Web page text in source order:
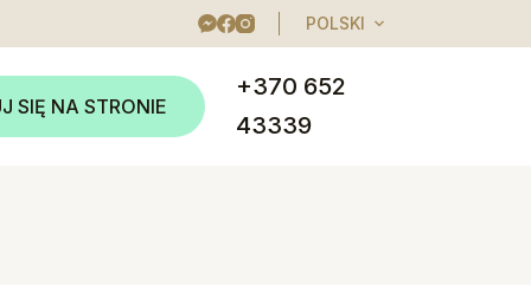
POLSKI
SIĘ NA STRONIE
+370 652
43339